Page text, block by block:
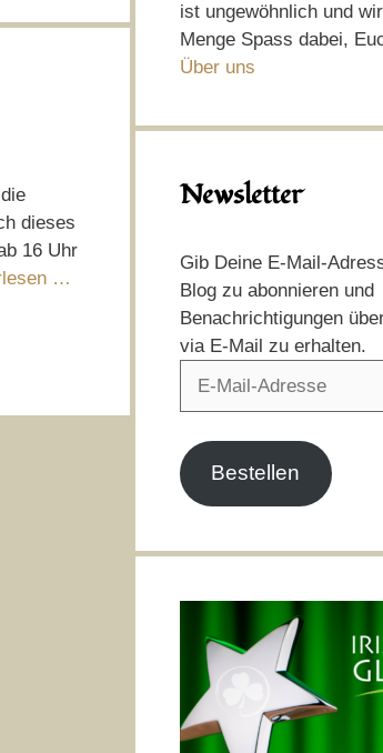
dieses
16 Uhr
…
ist ungewöhnlich und
Menge Spass dabei,
Über uns
Newsletter
Gib Deine E-Mail-
Blog zu abonnieren und
Benachrichtigungen
via E-Mail zu erhalten.
Bestellen